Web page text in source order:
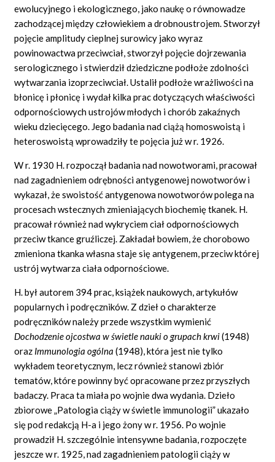
ewolucyjnego i ekologicznego, jako naukę o równowadze
zachodzącej między człowiekiem a drobnoustrojem. Stworzył
pojęcie amplitudy cieplnej surowicy jako wyraz
powinowactwa przeciwciał, stworzył pojęcie dojrzewania
serologicznego i stwierdził dziedziczne podłoże zdolności
wytwarzania izoprzeciwciał. Ustalił podłoże wrażliwości na
błonicę i płonicę i wydał kilka prac dotyczących właściwości
odpornościowych ustrojów młodych i chorób zakaźnych
wieku dziecięcego. Jego badania nad ciążą homoswoistą i
heteroswoistą wprowadziły te pojęcia już w r. 1926.
W r. 1930 H. rozpoczął badania nad nowotworami, pracował
nad zagadnieniem odrębności antygenowej nowotworów i
wykazał, że swoistość antygenowa nowotworów polega na
procesach wstecznych zmieniających biochemię tkanek. H.
pracował również nad wykryciem ciał odpornościowych
przeciw tkance gruźliczej. Zakładał bowiem, że chorobowo
zmieniona tkanka własna staje się antygenem, przeciw której
ustrój wytwarza ciała odpornościowe.
H. był autorem 394 prac, książek naukowych, artykułów
popularnych i podręczników. Z dzieł o charakterze
podręczników należy przede wszystkim wymienić
Dochodzenie ojcostwa w świetle nauki o grupach krwi(1948)
oraz Immunologia ogólna (1948), która jest nie tylko
wykładem teoretycznym, lecz również stanowi zbiór
tematów, które powinny być opracowane przez przyszłych
badaczy. Praca ta miała po wojnie dwa wydania. Dzieło
zbiorowe „Patologia ciąży w świetle immunologii” ukazało
się pod redakcją H-a i jego żony w r. 1956. Po wojnie
prowadził H. szczególnie intensywne badania, rozpoczęte
jeszcze w r. 1925, nad zagadnieniem patologii ciąży w